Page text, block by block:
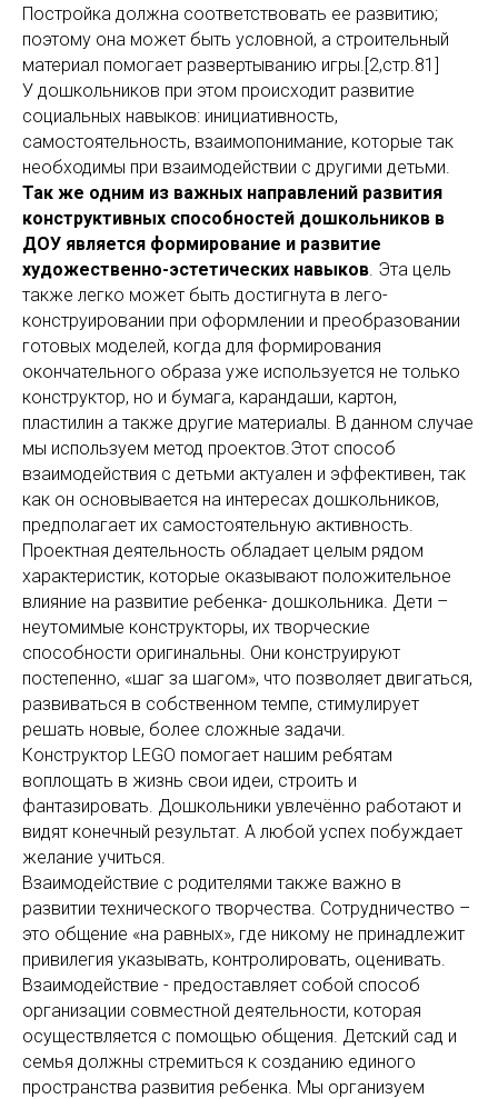
Постройка должна соответствовать ее развитию;
поэтому она может быть условной, а строительный
материал помогает развертыванию игры.[2,стр.81]
У дошкольников при этом происходит развитие
социальных навыков: инициативность,
самостоятельность, взаимопонимание, которые так
необходимы при взаимодействии с другими детьми.
Так же одним из важных направлений развития
конструктивных способностей дошкольников в
ДОУ является формирование и развитие
художественно-эстетических навыков. Эта цель
также легко может быть достигнута в лего-
конструировании при оформлении и преобразовании
готовых моделей, когда для формирования
окончательного образа уже используется не только
конструктор, но и бумага, карандаши, картон,
пластилин а также другие материалы. В данном случае
мы используем метод проектов.Этот способ
взаимодействия с детьми актуален и эффективен, так
как он основывается на интересах дошкольников,
предполагает их самостоятельную активность.
Проектная деятельность обладает целым рядом
характеристик, которые оказывают положительное
влияние на развитие ребенка- дошкольника. Дети –
неутомимые конструкторы, их творческие
способности оригинальны. Они конструируют
постепенно, «шаг за шагом», что позволяет двигаться,
развиваться в собственном темпе, стимулирует
решать новые, более сложные задачи.
Конструктор LEGO помогает нашим ребятам
воплощать в жизнь свои идеи, строить и
фантазировать. Дошкольники увлечённо работают и
видят конечный результат. А любой успех побуждает
желание учиться.
Взаимодействие с родителями также важно в
развитии технического творчества. Сотрудничество –
это общение «на равных», где никому не принадлежит
привилегия указывать, контролировать, оценивать.
Взаимодействие - предоставляет собой способ
организации совместной деятельности, которая
осуществляется с помощью общения. Детский сад и
семья должны стремиться к созданию единого
пространства развития ребенка. Мы организуем